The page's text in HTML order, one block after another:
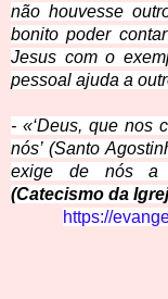
não houvesse
bonito poder
Jesus com o
pessoal ajuda a
- «‘Deus, que nos
nós’ (Santo
exige de nós a
(Catecismo da
https://